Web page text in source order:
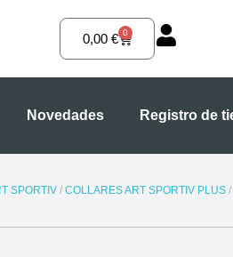
0,00 € 0
Carrito
Novedades Registro de
SPORTIV / COLLARES ART SPORTIV PLUS